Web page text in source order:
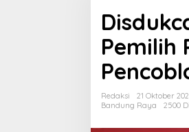
Pemilih
Redaksi
21 Oktober
Bandung Raya
2500